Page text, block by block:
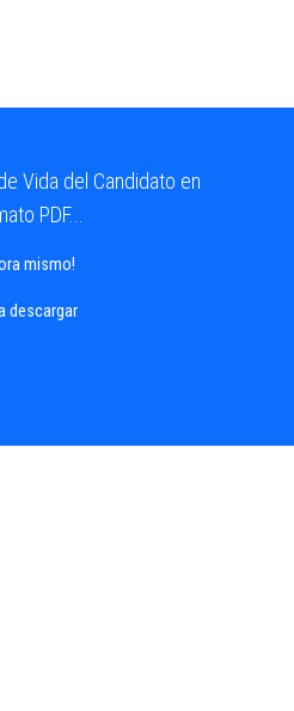
Vida del Candidato en
PDF...
mismo!
descargar